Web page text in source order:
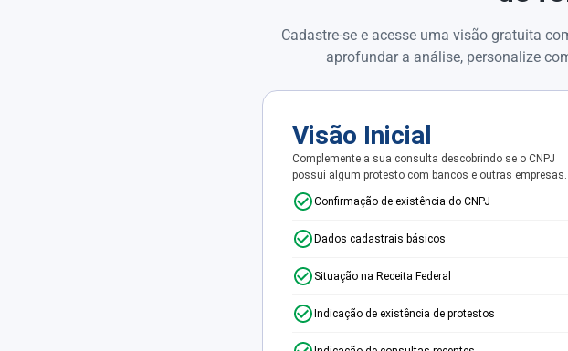
Cadastre-se e acesse uma visão gratuita
aprofundar a análise, personalize
Visão Inicial
Complemente a sua consulta descobrindo se o CNPJ
possui algum protesto com bancos e outras empresas.
Confirmação de existência do CNPJ
Dados cadastrais básicos
Situação na Receita Federal
Indicação de existência de protestos